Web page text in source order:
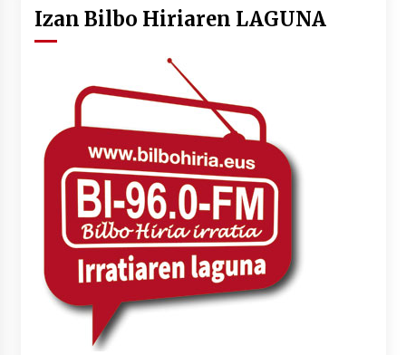
Izan Bilbo Hiriaren LAGUNA